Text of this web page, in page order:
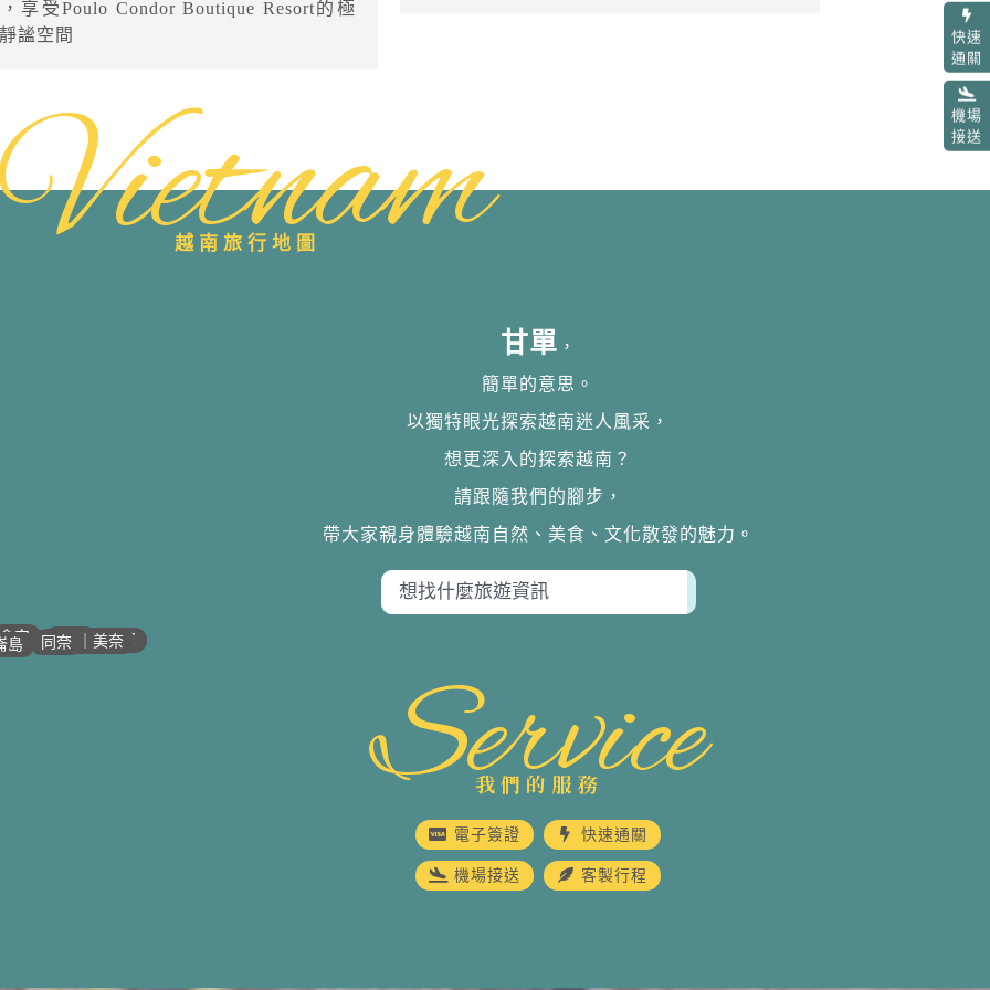
快速
通關
機場
接送
享受Poulo Condor Boutique Resort的極
謐空間
Vietnam
越南旅行地圖
會安
• 歸仁
• 芽莊｜潘郎
• 潘切｜美奈
同奈
島
甘單 ，
簡單的意思。
以獨特眼光探索越南迷人風采，
想更深入的探索越南？
請跟隨我們的腳步，
帶大家親身體驗越南自然、美食、文化散發的魅力。
Service
我們的服務
電子簽證 快速通關
機場接送 客製行程